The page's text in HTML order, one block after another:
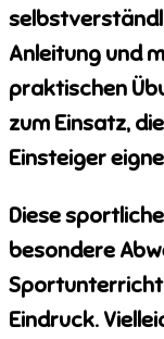
Anleitung und
praktischen
zum Einsatz,
Einsteiger
Diese
besondere
Sportunterricht
Eindruck.